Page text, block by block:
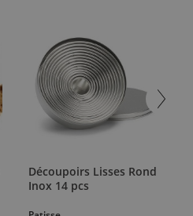
Découpoirs Lisses Rond
Inox 14 pcs